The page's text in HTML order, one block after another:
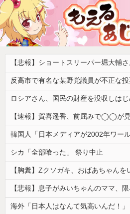
ロシアさん、国民の財産を没収しはじ
【速報】賀喜遥香、前屈みで◯◯が
シカ「全部喰った」 祭り中止